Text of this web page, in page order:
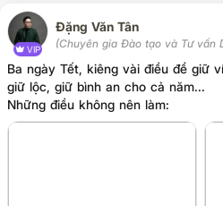
VIP
Đặng Văn Tân
(Chuyên gia Đào tạo và Tư vấn
Ba ngày Tết, kiêng vài điều để giữ
giữ lộc, giữ bình an cho cả năm...
Những điều không nên làm: